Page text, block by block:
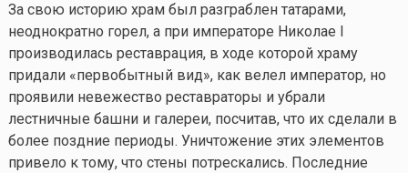
За свою историю храм был разграблен татарами,
неоднократно горел, а при императоре Николае I
производилась реставрация, в ходе которой храму
придали «первобытный вид», как велел император, но
проявили невежество реставраторы и убрали
лестничные башни и галереи, посчитав, что их сделали в
более поздние периоды. Уничтожение этих элементов
привело к тому, что стены потрескались. Последние